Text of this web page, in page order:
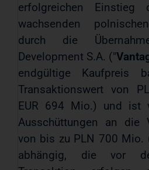
erfolgreichen
wachsenden
durch die
Development S.A. ("
endgültige Kaufpreis
Transaktionswert von
EUR 694 Mio.) und ist
Ausschüttungen an die
von bis zu PLN 700 Mio.
abhängig, die vor